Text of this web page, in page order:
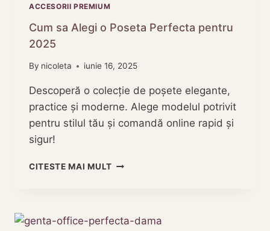
ACCESORII PREMIUM
Cum sa Alegi o Poseta Perfecta pentru
2025
By nicoleta iunie 16, 2025
Descoperă o colecție de poșete elegante,
practice și moderne. Alege modelul potrivit
pentru stilul tău și comandă online rapid și
sigur!
CITESTE MAI MULTCUM
POSETA
PERFECTA